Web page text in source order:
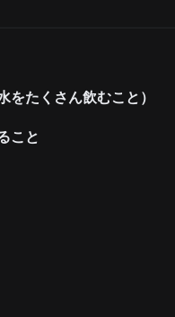
たくさん飲むこと）
こと